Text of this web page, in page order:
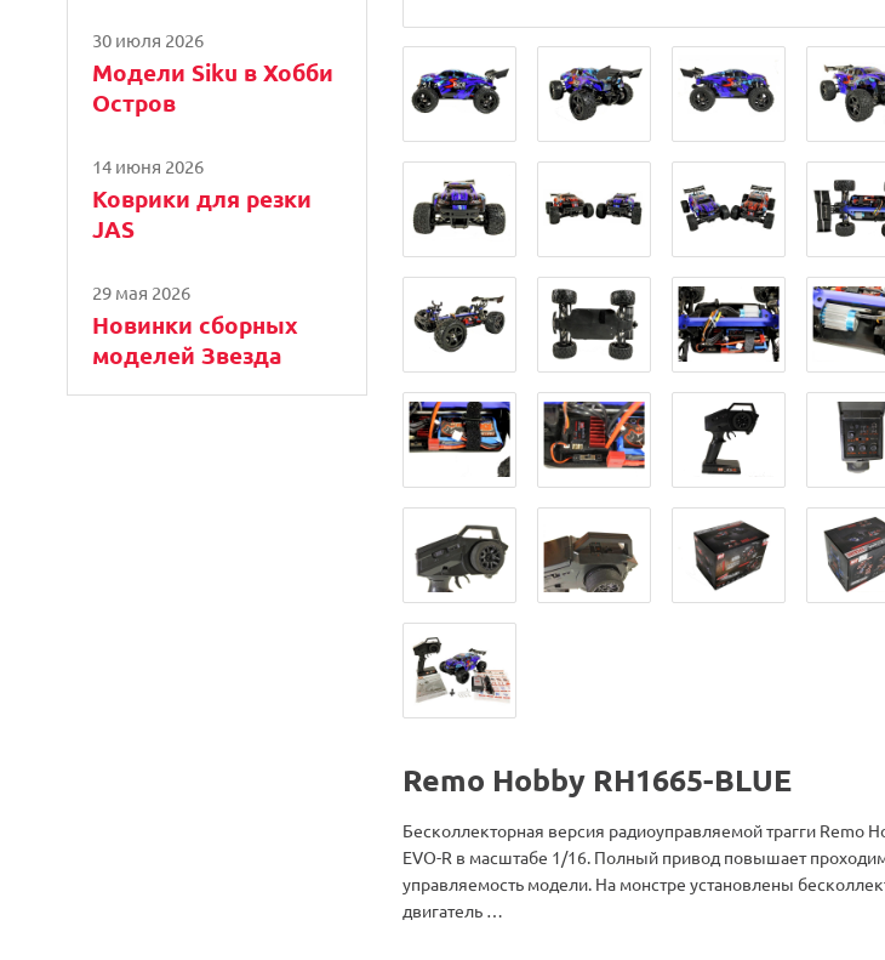
30 июля 2026
Модели Siku в Хобби
Остров
14 июня 2026
Коврики для резки
JAS
29 мая 2026
Новинки сборных
моделей Звезда
Remo Hobby RH1665-BLUE
Бесколлекторная версия радиоуправляемой трагги Remo
EVO-R в масштабе 1/16. Полный привод повышает
управляемость модели. На монстре установлены
двигатель …